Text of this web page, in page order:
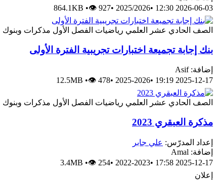
2026-06-03 12:30
•
2025/2026
•
864.1KB •👁 927
الصف الحادي عشر العلمي رياضيات الفصل الأول مذكرات وبنوك
بنك إجابة تجميعة اختبارات تجريبية الفترة الأولى
إضافة: Asif
2025-12-17 19:19
•
2025-2026
•
12.5MB •👁 478
الصف الحادي عشر العلمي رياضيات الفصل الأول مذكرات وبنوك
مذكرة العبقري 2023
إعداد المدرّس: علي جابر
إضافة: Amal
2025-12-17 17:58
•
2022-2023
•
3.4MB •👁 254
إعلان